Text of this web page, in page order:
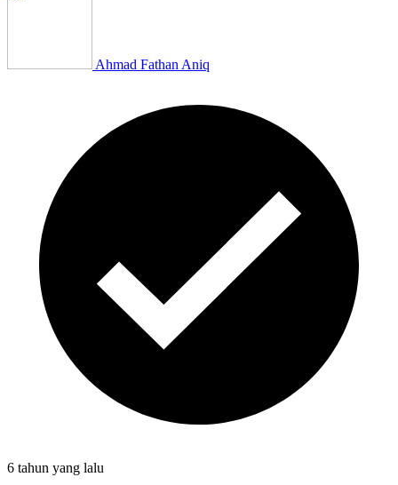
Ahmad Fathan Aniq
6 tahun yang lalu